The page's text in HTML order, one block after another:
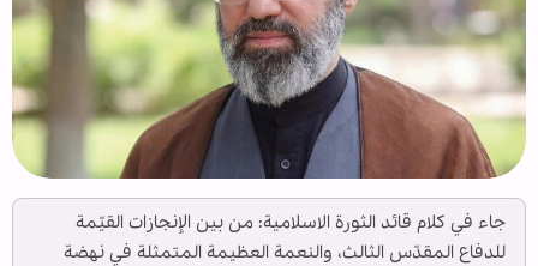
جاء في كلام قائد الثورة الاسلامية: من بين الإنجازات القيّمة
للدفاع المقدّس الثالث، والنعمة العظيمة المتمثلة في نهضة